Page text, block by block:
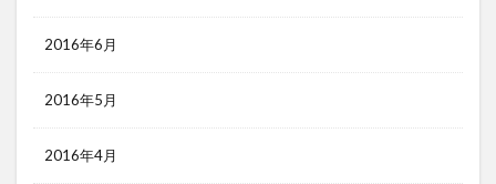
2016年6月
2016年5月
2016年4月